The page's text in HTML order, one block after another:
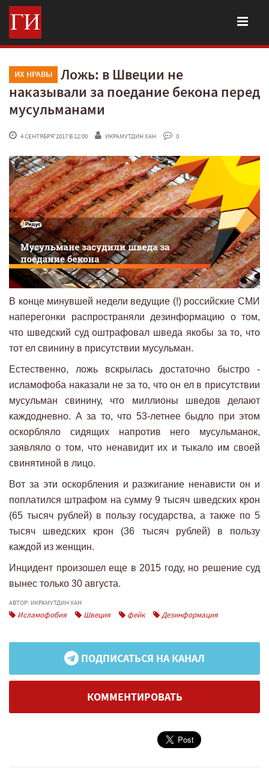
ИХ НРАВЫ
Ложь: в Швеции не
наказывали за поедание бекона перед
мусульманами
4 СЕНТЯБРЯ'2017 В 12:00 ИКРАМУТДИН ХАН 0
В конце минувшей недели ведущие (!) российские СМИ
наперегонки распространяли дезинформацию о том,
что шведский суд оштрафовал шведа якобы за то, что
тот ел свинину в присутствии мусульман.
Естественно, ложь вскрылась достаточно быстро -
исламофоба наказали не за то, что он ел в присутствии
мусульман свинину, что миллионы шведов делают
каждодневно. А за то, что 53-летнее быдло при этом
оскорбляло сидящих напротив него мусульманок,
заявляло о том, что ненавидит их и тыкало им своей
свинятиной в лицо.
Вот за эти оскорбления и разжигание ненависти он и
поплатился штрафом на сумму 9 тысяч шведских крон
(65 тысяч рублей) в пользу государства, а также по 5
тысяч шведских крон (36 тысяч рублей) в пользу
каждой из женщин.
Инцидент произошел еще в 2015 году, но решение суд
вынес только 30 августа.
АВТОР: ИКРАМУТДИН ХАН
Исламофобия Швеция фейк Дезинформация
ПОДПИСАТЬСЯ НА КАНАЛ
КОММЕНТИРОВАТЬ